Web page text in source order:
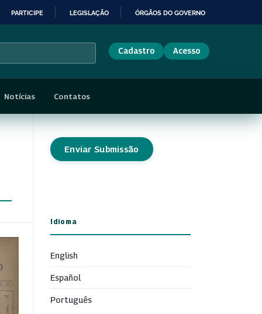
PARTICIPE LEGISLAÇÃO ÓRGÃOS DO GOVERNO
Cadastro Acesso
Notícias Contatos
Enviar Submissão
Idioma
English
Español
Português